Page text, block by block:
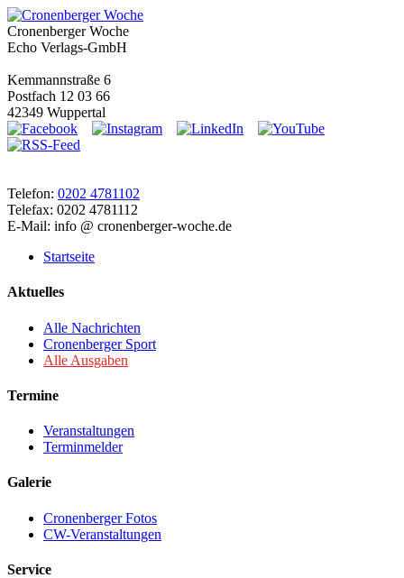
Cronenberger Woche
Echo Verlags-GmbH
Kemmannstraße 6
Postfach 12 03 66
42349 Wuppertal
Telefon: 0202 4781102
Telefax: 0202 4781112
E-Mail: info @ cronenberger-woche.de
Startseite
Aktuelles
Alle Nachrichten
Cronenberger Sport
Alle Ausgaben
Termine
Veranstaltungen
Terminmelder
Galerie
Cronenberger Fotos
CW-Veranstaltungen
Service